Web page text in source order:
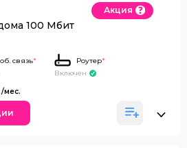
100 Мбит
Акция
связь*
Роутер*
Включен